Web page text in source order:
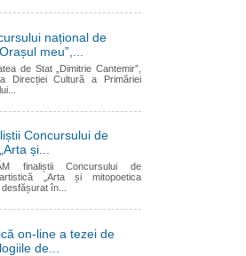
național de
meu”,...
de Stat „Dimitrie Cantemir”,
Direcției Cultură a Primăriei
Concursului de
și...
finaliștii Concursului de
„Arta și mitopoetica
în...
on-line a tezei de
de...